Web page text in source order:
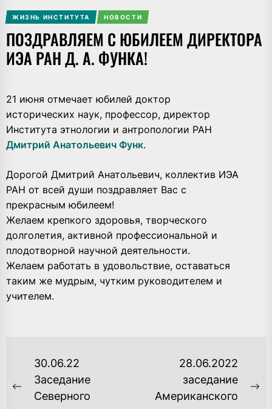
ЖИЗНЬ ИНСТИТУТА НОВОСТИ
ПОЗДРАВЛЯЕМ С ЮБИЛЕЕМ ДИРЕКТОРА
ИЭА РАН Д. А. ФУНКА!
21 июня отмечает юбилей доктор
исторических наук, профессор, директор
Института этнологии и антропологии РАН
Дмитрий Анатольевич Функ.
Дорогой Дмитрий Анатольевич, коллектив ИЭА
РАН от всей души поздравляет Вас с
прекрасным юбилеем!
Желаем крепкого здоровья, творческого
долголетия, активной профессиональной и
плодотворной научной деятельности.
Желаем работать в удовольствие, оставаться
таким же мудрым, чутким руководителем и
учителем.
НАВИГАЦИЯ
ПО
ЗАПИСЯМ
Previous
30.06.22
Заседание
Северного
28.06.2022
заседание
Американского